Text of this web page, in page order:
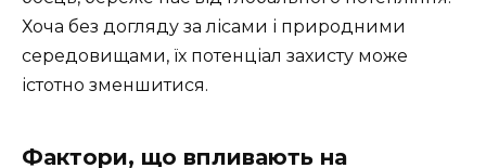
Хоча без догляду за лісами і природними
середовищами, їх потенціал захисту може
істотно зменшитися.
Фактори, що впливають на